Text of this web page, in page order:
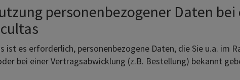
personenbezogener Daten
es erforderlich, personenbezogene Daten, die Sie u.a. im
bei einer Vertragsabwicklung (z.B. Bestellung) bekannt